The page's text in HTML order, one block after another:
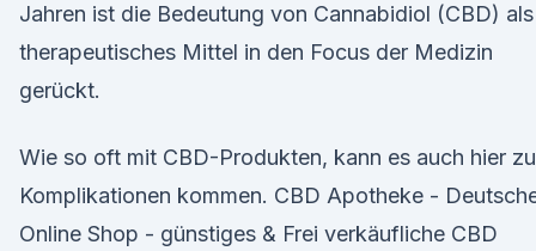
Jahren ist die Bedeutung von Cannabidiol (CBD) als
therapeutisches Mittel in den Focus der Medizin
gerückt.
Wie so oft mit CBD-Produkten, kann es auch hier zu
Komplikationen kommen. CBD Apotheke -
Online Shop - günstiges & Frei verkäufliche CBD